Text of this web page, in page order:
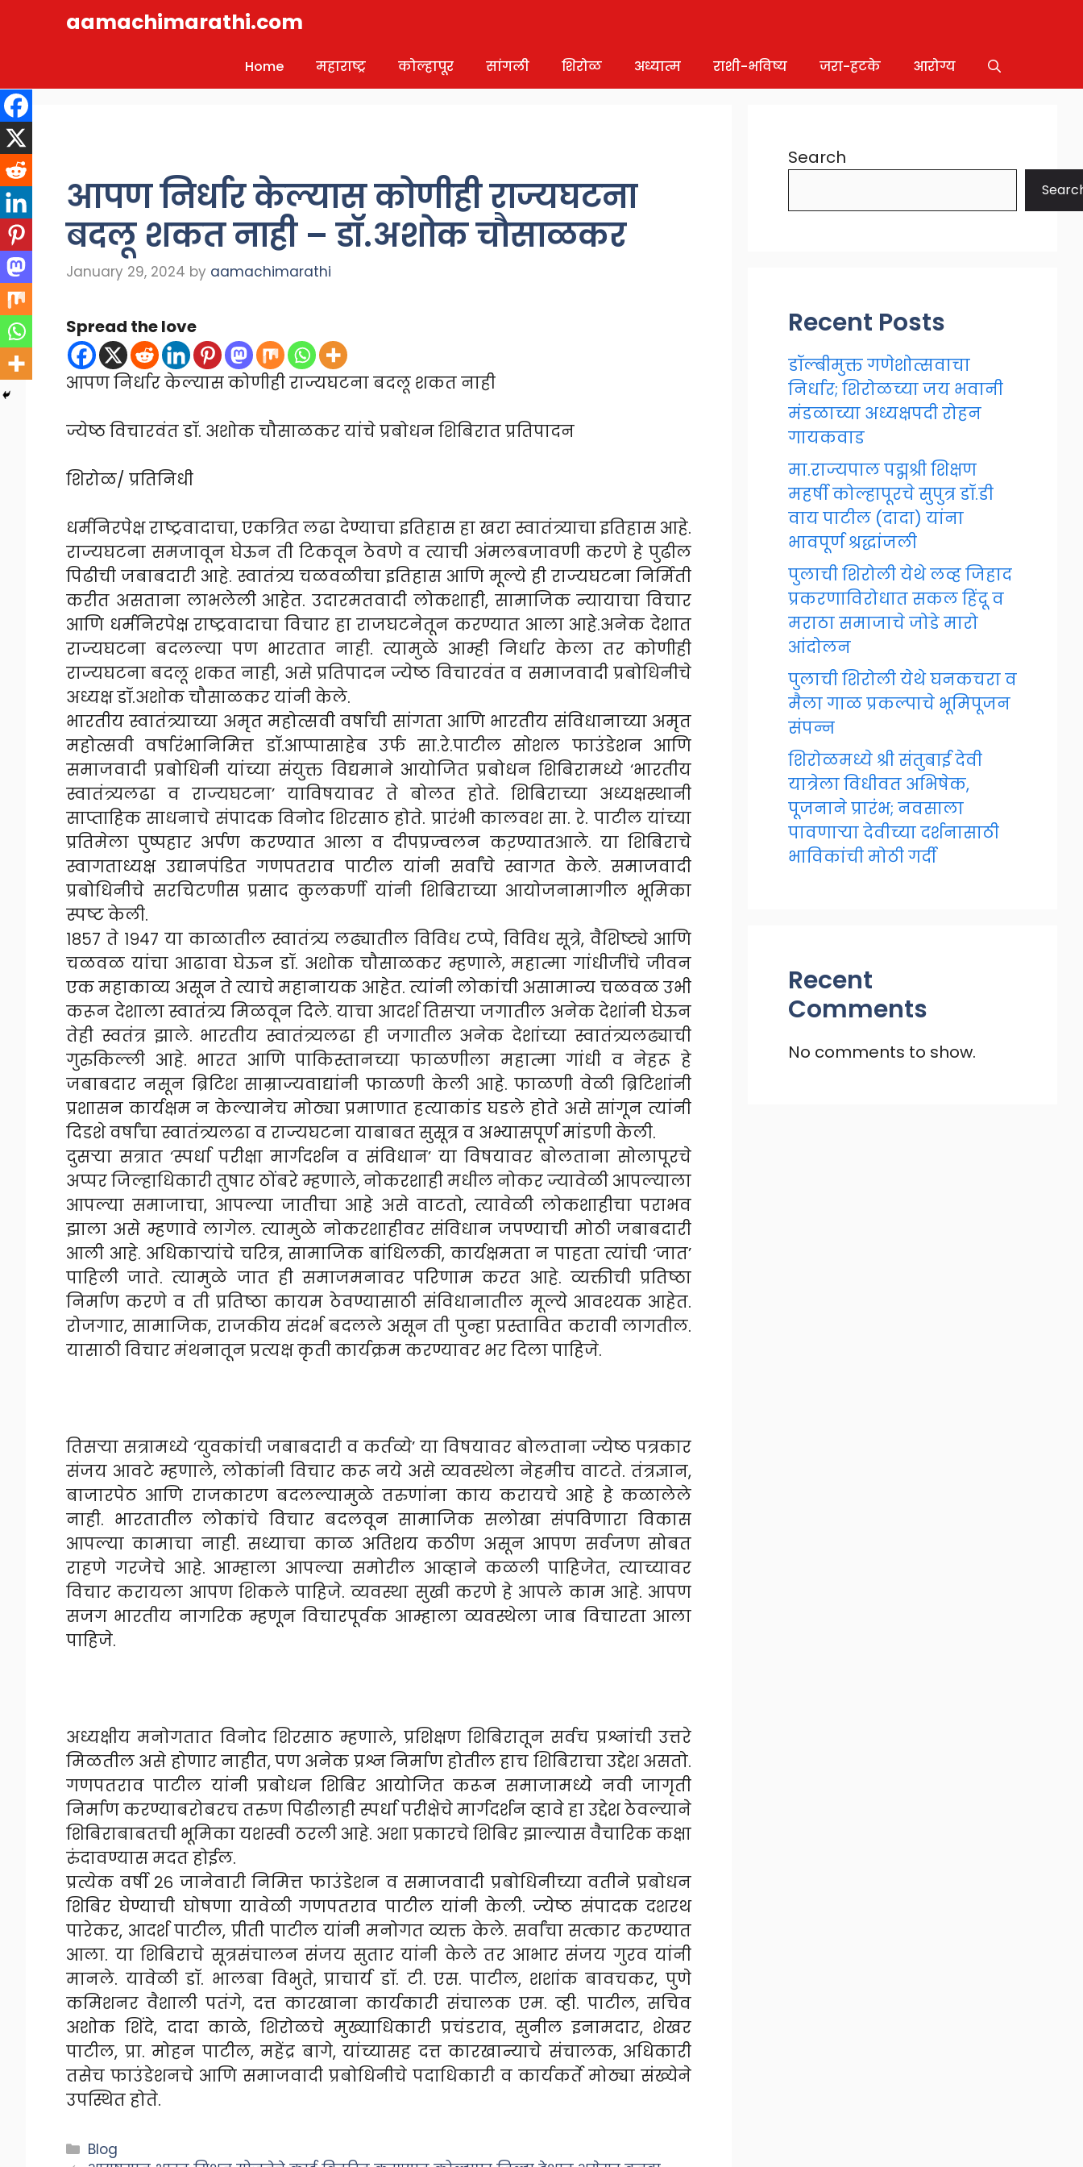
aamachimarathi.com
Home महाराष्ट्र कोल्हापूर सांगली शिरोळ अध्यात्म राशी-भविष्य जरा-हटके आरोग्य
आपण निर्धार केल्यास कोणीही राज्यघटना
बदलू शकत नाही – डॉ.अशोक चौसाळकर
January 29, 2024 by aamachimarathi
Spread the love
आपण निर्धार केल्यास कोणीही राज्यघटना बदलू शकत नाही
ज्येष्ठ विचारवंत डॉ. अशोक चौसाळकर यांचे प्रबोधन शिबिरात प्रतिपादन
शिरोळ/ प्रतिनिधी
धर्मनिरपेक्ष राष्ट्रवादाचा, एकत्रित लढा देण्याचा इतिहास हा खरा स्वातंत्र्याचा इतिहास आहे.
राज्यघटना समजावून घेऊन ती टिकवून ठेवणे व त्याची अंमलबजावणी करणे हे पुढील
पिढीची जबाबदारी आहे. स्वातंत्र्य चळवळीचा इतिहास आणि मूल्ये ही राज्यघटना निर्मिती
करीत असताना लाभलेली आहेत. उदारमतवादी लोकशाही, सामाजिक न्यायाचा विचार
आणि धर्मनिरपेक्ष राष्ट्रवादाचा विचार हा राजघटनेतून करण्यात आला आहे.अनेक देशात
राज्यघटना बदलल्या पण भारतात नाही. त्यामुळे आम्ही निर्धार केला तर कोणीही
राज्यघटना बदलू शकत नाही, असे प्रतिपादन ज्येष्ठ विचारवंत व समाजवादी प्रबोधिनीचे
अध्यक्ष डॉ.अशोक चौसाळकर यांनी केले.
भारतीय स्वातंत्र्याच्या अमृत महोत्सवी वर्षाची सांगता आणि भारतीय संविधानाच्या अमृत
महोत्सवी वर्षारंभानिमित्त डॉ.आप्पासाहेब उर्फ सा.रे.पाटील सोशल फाउंडेशन आणि
समाजवादी प्रबोधिनी यांच्या संयुक्त विद्यमाने आयोजित प्रबोधन शिबिरामध्ये ‘भारतीय
स्वातंत्र्यलढा व राज्यघटना’ याविषयावर ते बोलत होते. शिबिराच्या अध्यक्षस्थानी
साप्ताहिक साधनाचे संपादक विनोद शिरसाठ होते. प्रारंभी कालवश सा. रे. पाटील यांच्या
प्रतिमेला पुष्पहार अर्पण करण्यात आला व दीपप्रज्वलन कऱण्यातआले. या शिबिराचे
स्वागताध्यक्ष उद्यानपंडित गणपतराव पाटील यांनी सर्वांचे स्वागत केले. समाजवादी
प्रबोधिनीचे सरचिटणीस प्रसाद कुलकर्णी यांनी शिबिराच्या आयोजनामागील भूमिका
स्पष्ट केली.
१८५७ ते १९४७ या काळातील स्वातंत्र्य लढ्यातील विविध टप्पे, विविध सूत्रे, वैशिष्ट्ये आणि
चळवळ यांचा आढावा घेऊन डॉ. अशोक चौसाळकर म्हणाले, महात्मा गांधीजींचे जीवन
एक महाकाव्य असून ते त्याचे महानायक आहेत. त्यांनी लोकांची असामान्य चळवळ उभी
करून देशाला स्वातंत्र्य मिळवून दिले. याचा आदर्श तिसऱ्या जगातील अनेक देशांनी घेऊन
तेही स्वतंत्र झाले. भारतीय स्वातंत्र्यलढा ही जगातील अनेक देशांच्या स्वातंत्र्यलढ्याची
गुरुकिल्ली आहे. भारत आणि पाकिस्तानच्या फाळणीला महात्मा गांधी व नेहरू हे
जबाबदार नसून ब्रिटिश साम्राज्यवाद्यांनी फाळणी केली आहे. फाळणी वेळी ब्रिटिशांनी
प्रशासन कार्यक्षम न केल्यानेच मोठ्या प्रमाणात हत्याकांड घडले होते असे सांगून त्यांनी
दिडशे वर्षांचा स्वातंत्र्यलढा व राज्यघटना याबाबत सुसूत्र व अभ्यासपूर्ण मांडणी केली.
दुसऱ्या सत्रात ‘स्पर्धा परीक्षा मार्गदर्शन व संविधान’ या विषयावर बोलताना सोलापूरचे
अप्पर जिल्हाधिकारी तुषार ठोंबरे म्हणाले, नोकरशाही मधील नोकर ज्यावेळी आपल्याला
आपल्या समाजाचा, आपल्या जातीचा आहे असे वाटतो, त्यावेळी लोकशाहीचा पराभव
झाला असे म्हणावे लागेल. त्यामुळे नोकरशाहीवर संविधान जपण्याची मोठी जबाबदारी
आली आहे. अधिकाऱ्यांचे चरित्र, सामाजिक बांधिलकी, कार्यक्षमता न पाहता त्यांची ‘जात’
पाहिली जाते. त्यामुळे जात ही समाजमनावर परिणाम करत आहे. व्यक्तीची प्रतिष्ठा
निर्माण करणे व ती प्रतिष्ठा कायम ठेवण्यासाठी संविधानातील मूल्ये आवश्यक आहेत.
रोजगार, सामाजिक, राजकीय संदर्भ बदलले असून ती पुन्हा प्रस्तावित करावी लागतील.
यासाठी विचार मंथनातून प्रत्यक्ष कृती कार्यक्रम करण्यावर भर दिला पाहिजे.
तिसऱ्या सत्रामध्ये ‘युवकांची जबाबदारी व कर्तव्ये’ या विषयावर बोलताना ज्येष्ठ पत्रकार
संजय आवटे म्हणाले, लोकांनी विचार करू नये असे व्यवस्थेला नेहमीच वाटते. तंत्रज्ञान,
बाजारपेठ आणि राजकारण बदलल्यामुळे तरुणांना काय करायचे आहे हे कळालेले
नाही. भारतातील लोकांचे विचार बदलवून सामाजिक सलोखा संपविणारा विकास
आपल्या कामाचा नाही. सध्याचा काळ अतिशय कठीण असून आपण सर्वजण सोबत
राहणे गरजेचे आहे. आम्हाला आपल्या समोरील आव्हाने कळली पाहिजेत, त्याच्यावर
विचार करायला आपण शिकले पाहिजे. व्यवस्था सुखी करणे हे आपले काम आहे. आपण
सजग भारतीय नागरिक म्हणून विचारपूर्वक आम्हाला व्यवस्थेला जाब विचारता आला
पाहिजे.
अध्यक्षीय मनोगतात विनोद शिरसाठ म्हणाले, प्रशिक्षण शिबिरातून सर्वच प्रश्नांची उत्तरे
मिळतील असे होणार नाहीत, पण अनेक प्रश्न निर्माण होतील हाच शिबिराचा उद्देश असतो.
गणपतराव पाटील यांनी प्रबोधन शिबिर आयोजित करून समाजामध्ये नवी जागृती
निर्माण करण्याबरोबरच तरुण पिढीलाही स्पर्धा परीक्षेचे मार्गदर्शन व्हावे हा उद्देश ठेवल्याने
शिबिराबाबतची भूमिका यशस्वी ठरली आहे. अशा प्रकारचे शिबिर झाल्यास वैचारिक कक्षा
रुंदावण्यास मदत होईल.
प्रत्येक वर्षी २६ जानेवारी निमित्त फाउंडेशन व समाजवादी प्रबोधिनीच्या वतीने प्रबोधन
शिबिर घेण्याची घोषणा यावेळी गणपतराव पाटील यांनी केली. ज्येष्ठ संपादक दशरथ
पारेकर, आदर्श पाटील, प्रीती पाटील यांनी मनोगत व्यक्त केले. सर्वांचा सत्कार करण्यात
आला. या शिबिराचे सूत्रसंचालन संजय सुतार यांनी केले तर आभार संजय गुरव यांनी
मानले. यावेळी डॉ. भालबा विभुते, प्राचार्य डॉ. टी. एस. पाटील, शशांक बावचकर, पुणे
कमिशनर वैशाली पतंगे, दत्त कारखाना कार्यकारी संचालक एम. व्ही. पाटील, सचिव
अशोक शिंदे, दादा काळे, शिरोळचे मुख्याधिकारी प्रचंडराव, सुनील इनामदार, शेखर
पाटील, प्रा. मोहन पाटील, महेंद्र बागे, यांच्यासह दत्त कारखान्याचे संचालक, अधिकारी
तसेच फाउंडेशनचे आणि समाजवादी प्रबोधिनीचे पदाधिकारी व कार्यकर्ते मोठ्या संख्येने
उपस्थित होते.
Categories
Blog
Search
Recent Posts
डॉल्बीमुक्त गणेशोत्सवाचा
निर्धार; शिरोळच्या जय भवानी
मंडळाच्या अध्यक्षपदी रोहन
गायकवाड
मा.राज्यपाल पद्मश्री शिक्षण
महर्षी कोल्हापूरचे सुपुत्र डॉ.डी
वाय पाटील (दादा) यांना
भावपूर्ण श्रद्धांजली
पुलाची शिरोली येथे लव्ह जिहाद
प्रकरणाविरोधात सकल हिंदू व
मराठा समाजाचे जोडे मारो
आंदोलन
पुलाची शिरोली येथे घनकचरा व
मैला गाळ प्रकल्पाचे भूमिपूजन
संपन्न
शिरोळमध्ये श्री संतुबाई देवी
यात्रेला विधीवत अभिषेक,
पूजनाने प्रारंभ; नवसाला
पावणाऱ्या देवीच्या दर्शनासाठी
भाविकांची मोठी गर्दी
Recent
Comments
No comments to show.